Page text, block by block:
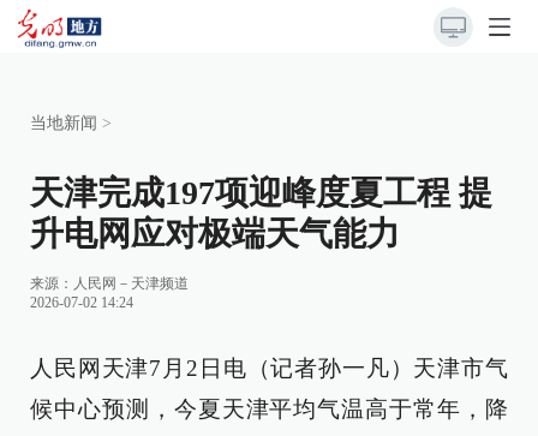
当地新闻 >
天津完成197项迎峰度夏工程 提
升电网应对极端天气能力
来源： 人民网－天津频道
2026-07-02 14:24
人民网天津7月2日电（记者孙一凡）天津市气
候中心预测，今夏天津平均气温高于常年，降